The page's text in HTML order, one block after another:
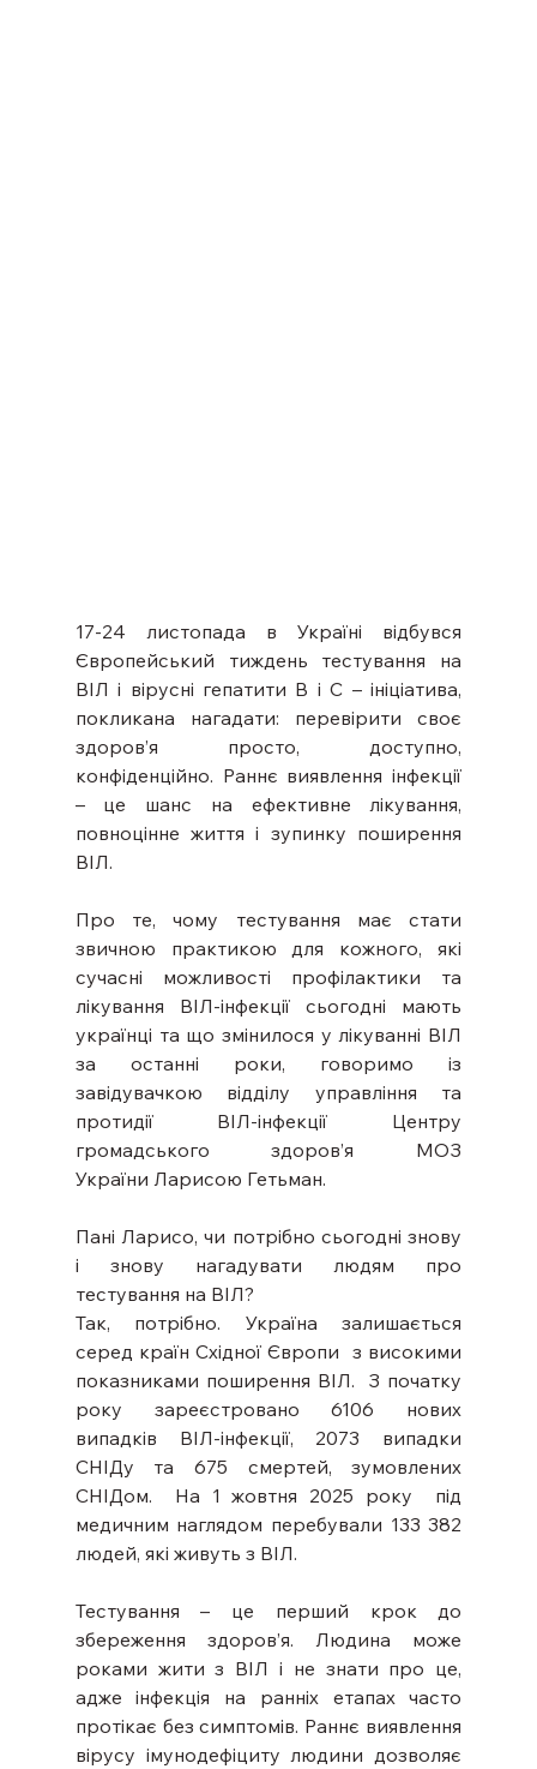
17-24 листопада в Україні відбувся
Європейський тиждень тестування на
ВІЛ і вірусні гепатити В і С – ініціатива,
покликана нагадати: перевірити своє
здоров’я просто, доступно,
конфіденційно. Раннє виявлення інфекції
– це шанс на ефективне лікування,
повноцінне життя і зупинку поширення
ВІЛ.
Про те, чому тестування має стати
звичною практикою для кожного, які
сучасні можливості профілактики та
лікування ВІЛ-інфекції сьогодні мають
українці та що змінилося у лікуванні ВІЛ
за останні роки, говоримо із
завідувачкою відділу управління та
протидії ВІЛ-інфекції Центру
громадського здоров’я МОЗ
України Ларисою Гетьман.
Пані Ларисо, чи потрібно сьогодні знову
і знову нагадувати людям про
тестування на ВІЛ?
Так, потрібно. Україна залишається
серед країн Східної Європи  з високими
показниками поширення ВІЛ.  З початку
року зареєстровано 6106 нових
випадків ВІЛ-інфекції, 2073 випадки
СНІДу та 675 смертей, зумовлених
СНІДом.  На 1 жовтня 2025 року  під
медичним наглядом перебували 133 382
людей, які живуть з ВІЛ.
Тестування – це перший крок до
збереження здоров’я. Людина може
роками жити з ВІЛ і не знати про це,
адже інфекція на ранніх етапах часто
протікає без симптомів. Раннє виявлення
вірусу імунодефіциту людини дозволяє